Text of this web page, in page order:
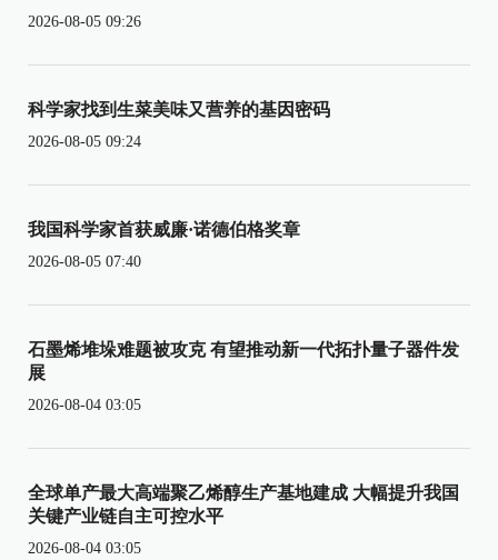
2026-08-05 09:26
科学家找到生菜美味又营养的基因密码
2026-08-05 09:24
我国科学家首获威廉·诺德伯格奖章
2026-08-05 07:40
石墨烯堆垛难题被攻克 有望推动新一代拓扑量子器件发
展
2026-08-04 03:05
全球单产最大高端聚乙烯醇生产基地建成 大幅提升我国
关键产业链自主可控水平
2026-08-04 03:05